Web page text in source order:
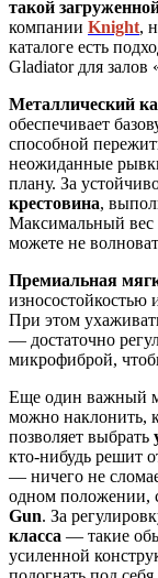
такой
компании Knight,
каталоге есть
Gladiator для залов
Металлический
обеспечивает
способной
неожиданные
плану. За
крестовина,
Максимальный
можете не
Премиальная
износостойкостью
При этом
— достаточно
микрофиброй,
Еще один важный
можно наклонить,
позволяет выбрать
кто-нибудь решит
— ничего не
одном положении,
Gun. За
класса — такие
усиленной